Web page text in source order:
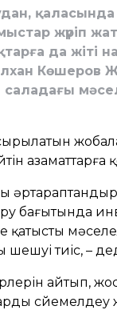
қаласында
жүріп
да жіті
Көшеров
саладағы
азаматтарға
бағытында
тиіс, –
айтып,
сүйемелдеу